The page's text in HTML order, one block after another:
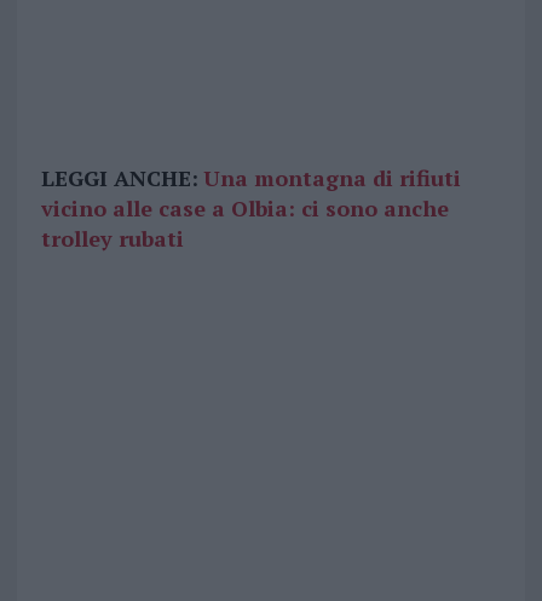
LEGGI ANCHE: Una montagna di rifiuti
vicino alle case a Olbia: ci sono anche
trolley rubati